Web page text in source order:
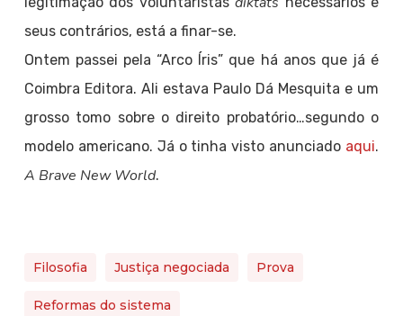
seus contrários, está a finar-se.
Ontem passei pela “Arco Íris” que há anos que já é
Coimbra Editora. Ali estava Paulo Dá Mesquita e um
grosso tomo sobre o direito probatório…segundo o
modelo americano. Já o tinha visto anunciado aqui.
A Brave New World.
Filosofia Justiça negociada Prova
Reformas do sistema